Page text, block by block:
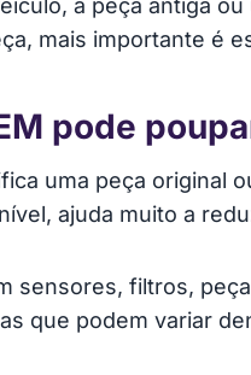
mais importante é
pode
uma peça original
ajuda muito a
sensores, filtros,
que podem variar